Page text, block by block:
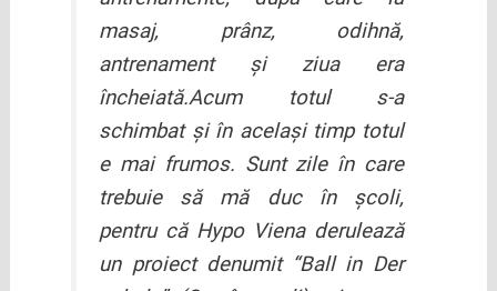
masaj, prânz, odihnă,
antrenament şi ziua era
încheiată.Acum totul s-a
schimbat şi în acelaşi timp totul
e mai frumos. Sunt zile în care
trebuie să mă duc în şcoli,
pentru că Hypo Viena derulează
un proiect denumit “Ball in Der